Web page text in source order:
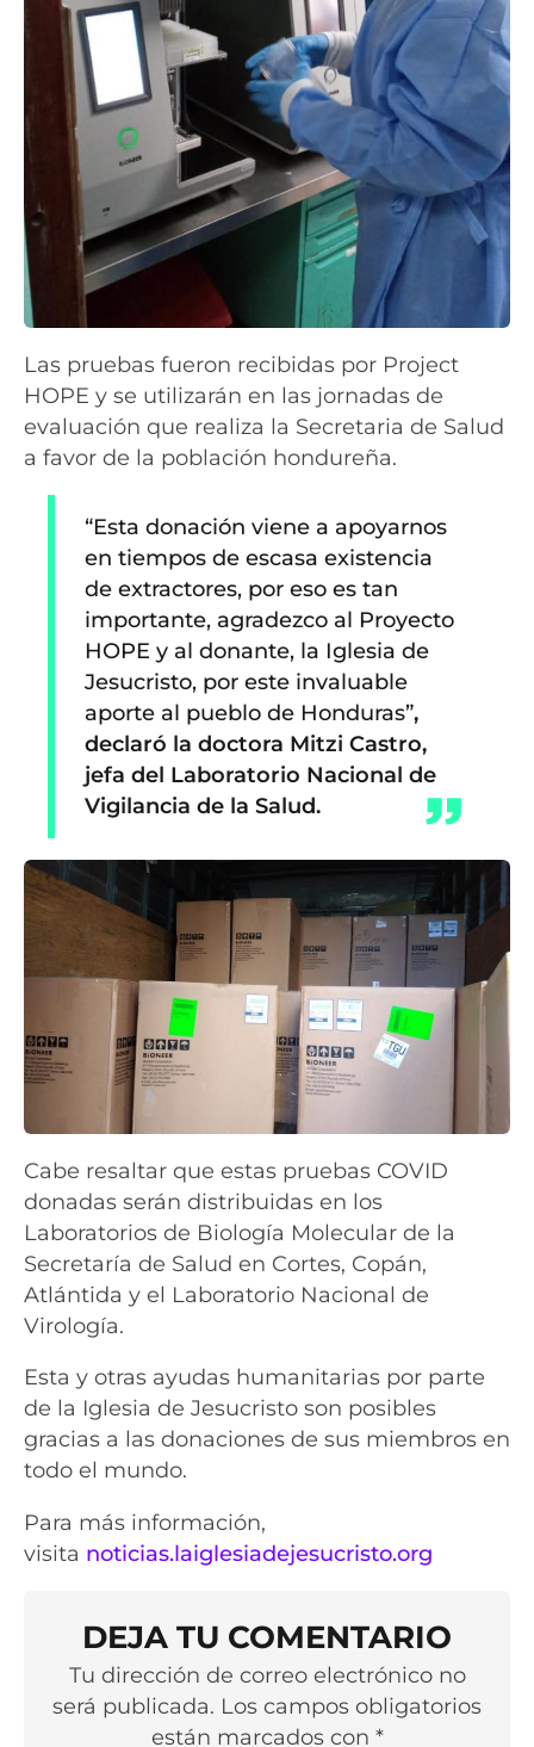
Las pruebas fueron recibidas por Project
HOPE y se utilizarán en las jornadas de
evaluación que realiza la Secretaria de Salud
a favor de la población hondureña.
“Esta donación viene a apoyarnos
en tiempos de escasa existencia
de extractores, por eso es tan
importante, agradezco al Proyecto
HOPE y al donante, la Iglesia de
Jesucristo, por este invaluable
aporte al pueblo de Honduras”,
declaró la doctora Mitzi Castro,
jefa del Laboratorio Nacional de
Vigilancia de la Salud.
Cabe resaltar que estas pruebas COVID
donadas serán distribuidas en los
Laboratorios de Biología Molecular de la
Secretaría de Salud en Cortes, Copán,
Atlántida y el Laboratorio Nacional de
Virología.
Esta y otras ayudas humanitarias por parte
de la Iglesia de Jesucristo son posibles
gracias a las donaciones de sus miembros en
todo el mundo.
Para más información,
visita noticias.laiglesiadejesucristo.org
DEJA TU COMENTARIO
Tu dirección de correo electrónico no
será publicada. Los campos obligatorios
están marcados con *